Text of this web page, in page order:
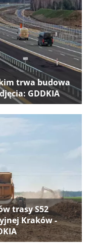
trwa budowa
GDDKIA
trasy S52
Kraków -